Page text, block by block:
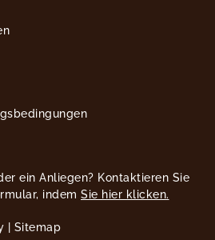
ein Anliegen? Kontaktieren Sie
indem Sie hier klicken.
| Sitemap